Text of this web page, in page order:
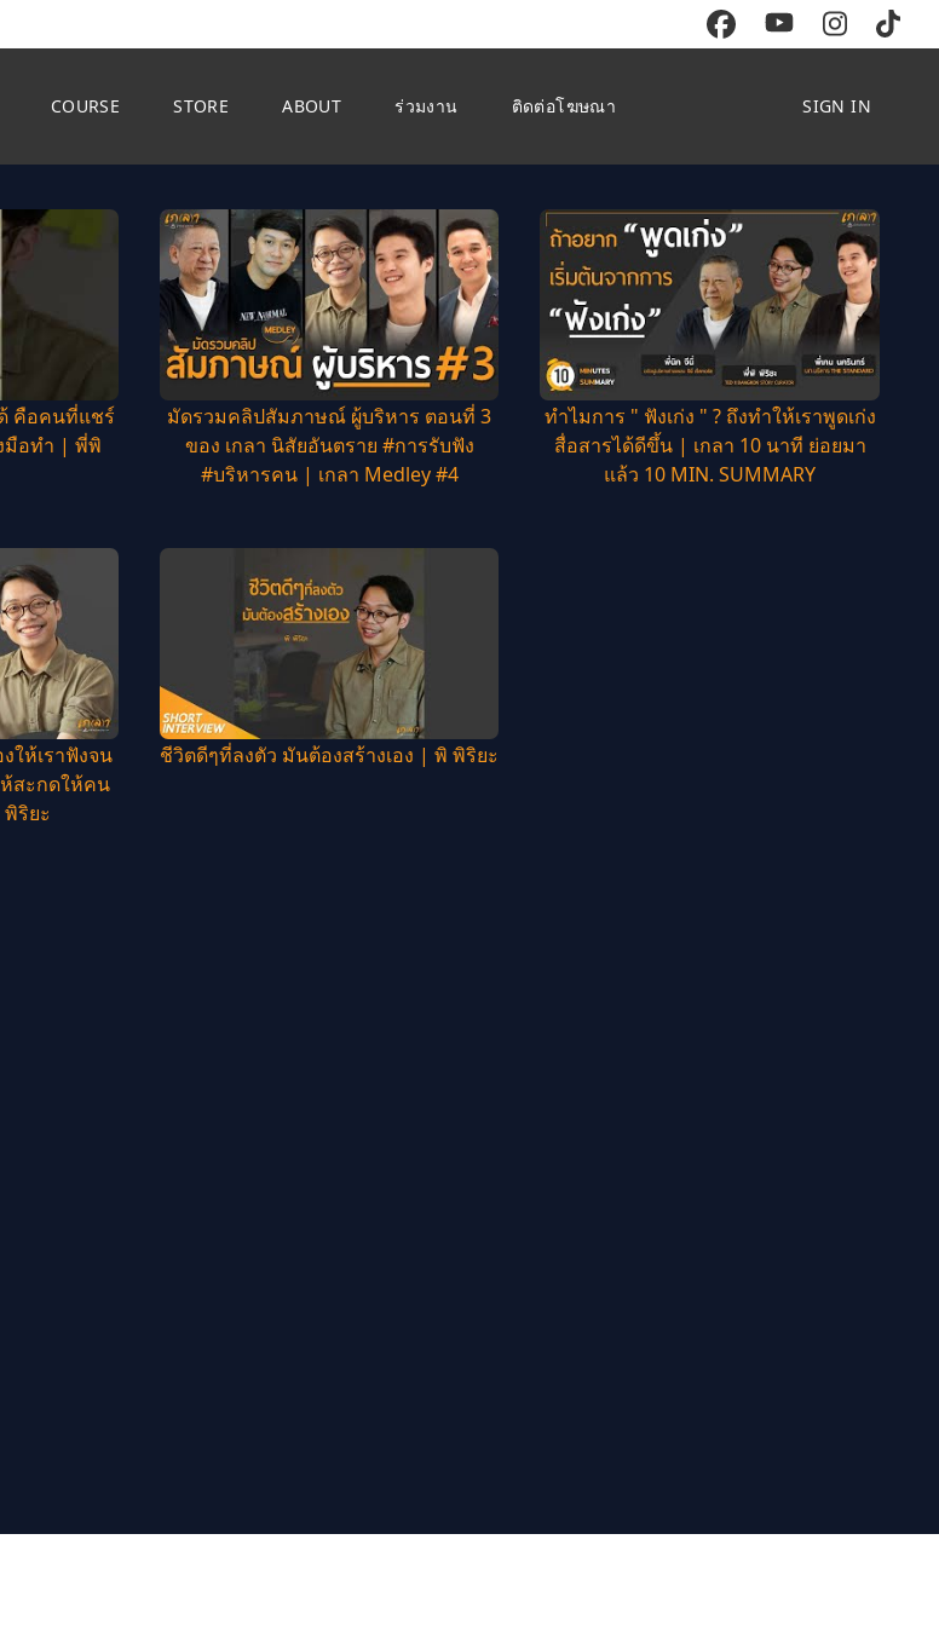
COURSE STORE ABOUT ร่วมงาน ติดต่อโฆษณา SIGN IN
คือคนที่แชร์
มือทำ | พี่พิ
มัดรวมคลิปสัมภาษณ์ ผู้บริหาร ตอนที่ 3
ของ เกลา นิสัยอันตราย #การรับฟัง
#บริหารคน | เกลา Medley #4
ทำไมการ " ฟังเก่ง " ? ถึงทำให้เราพูดเก่ง
สื่อสารได้ดีขึ้น | เกลา 10 นาที ย่อยมา
แล้ว 10 MIN. SUMMARY
ให้เราฟังจน
สะกดให้คน
ริยะ
ชีวิตดีๆที่ลงตัว มันต้องสร้างเอง | พิ พิริยะ